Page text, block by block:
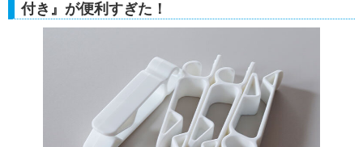
付き』が便利すぎた！